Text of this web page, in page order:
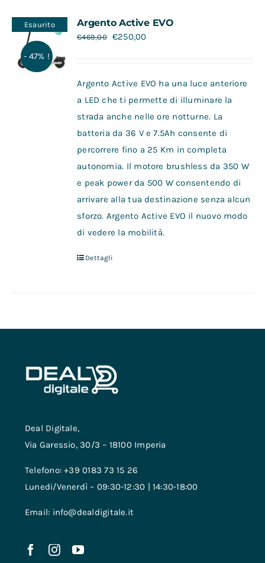
Contatti
Esaurito
- 47% !
Argento Active EVO
€469,00 €250,00
Argento Active EVO ha una luce anteriore
a LED che ti permette di illuminare la
strada anche nelle ore notturne. La
batteria da 36 V e 7.5Ah consente di
percorrere fino a 25 Km in completa
autonomia. Il motore brushless da 350 W
e peak power da 500 W consentendo di
arrivare alla tua destinazione senza alcun
sforzo. Argento Active EVO il nuovo modo
di vedere la mobilità.
Dettagli
Deal Digitale,
Via Garessio, 30/3 – 18100 Imperia
Telefono: +39 0183 73 15 26
Lunedi/Venerdì – 09:30-12:30 | 14:30-18:00
Email: info@dealdigitale.it